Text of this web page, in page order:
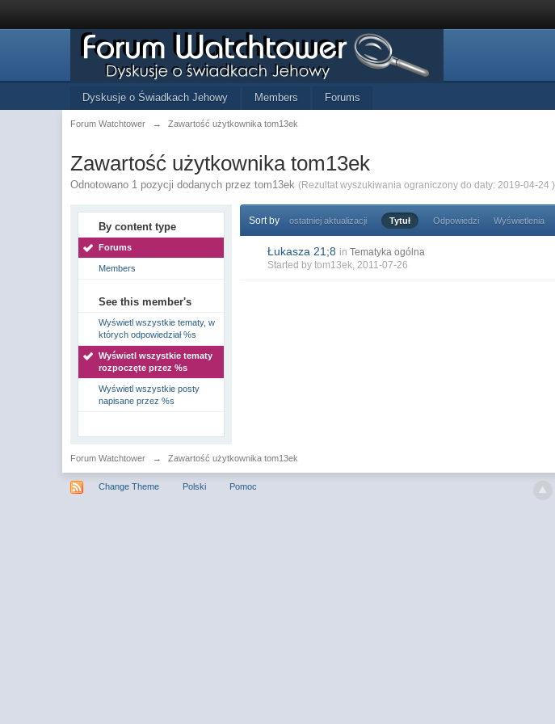
Dyskusje o Świadkach Jehowy Members Forums
Forum Watchtower → Zawartość użytkownika tom13ek
Zawartość użytkownika tom13ek
Odnotowano 1 pozycji dodanych przez tom13ek (Rezultat wyszukiwania ograniczony do daty: 2019-04-24 )
By content type
Forums
Members
See this member's
Wyświetl wszystkie tematy, w
których odpowiedział %s
Wyświetl wszystkie tematy
rozpoczęte przez %s
Wyświetl wszystkie posty
napisane przez %s
Sort by ostatniej aktualizacji Tytuł Odpowiedzi Wyświetlenia
Łukasza 21;8 in Tematyka ogólna
Started bytom13ek, 2011-07-26
Forum Watchtower → Zawartość użytkownika tom13ek
Change Theme Polski Pomoc